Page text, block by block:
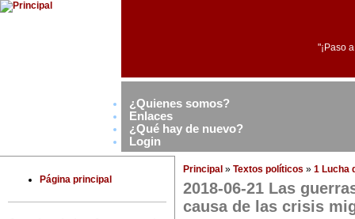
"¡Paso
¿Quienes somos?
Enlaces
¿Qué hay de nuevo?
Login
Página principal
Principal » Textos políticos » 1 Lucha
2018-06-21 Las
causa de las crisis